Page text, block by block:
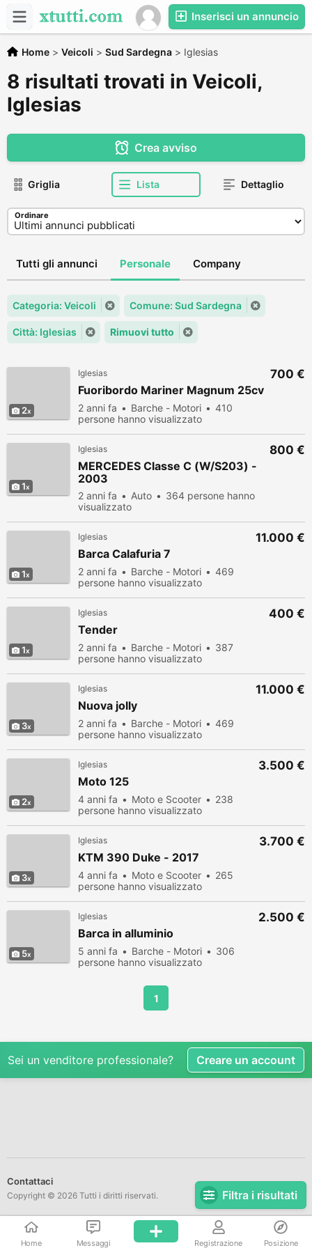
Inserisci un annuncio
Home > Veicoli > Sud Sardegna > Iglesias
8 risultati trovati in Veicoli,
Iglesias
Filtra i risultati
Crea avviso
Griglia Lista Dettaglio
Ordinare
Tutti gli annunci Personale Company
Categoria: Veicoli Comune: Sud Sardegna
Città: Iglesias Rimuovi tutto
2
Iglesias
Fuoribordo Mariner Magnum 25cv
2 anni fa Barche - Motori
410
persone hanno visualizzato
700 €
1
Iglesias
MERCEDES Classe C (W/S203) -
2003
2 anni fa Auto
364 persone hanno
visualizzato
800 €
1
Iglesias
Barca Calafuria 7
2 anni fa Barche - Motori
469
persone hanno visualizzato
11.000 €
1
Iglesias
Tender
2 anni fa Barche - Motori
387
persone hanno visualizzato
400 €
3
Iglesias
Nuova jolly
2 anni fa Barche - Motori
469
persone hanno visualizzato
11.000 €
2
Iglesias
Moto 125
4 anni fa Moto e Scooter
238
persone hanno visualizzato
3.500 €
3
Iglesias
KTM 390 Duke - 2017
4 anni fa Moto e Scooter
265
persone hanno visualizzato
3.700 €
5
Iglesias
Barca in alluminio
5 anni fa Barche - Motori
306
persone hanno visualizzato
2.500 €
1
Sei un venditore professionale? Creare un account
Contattaci
Copyright © 2026 Tutti i diritti riservati.
Home Messaggi Registrazione Posizione